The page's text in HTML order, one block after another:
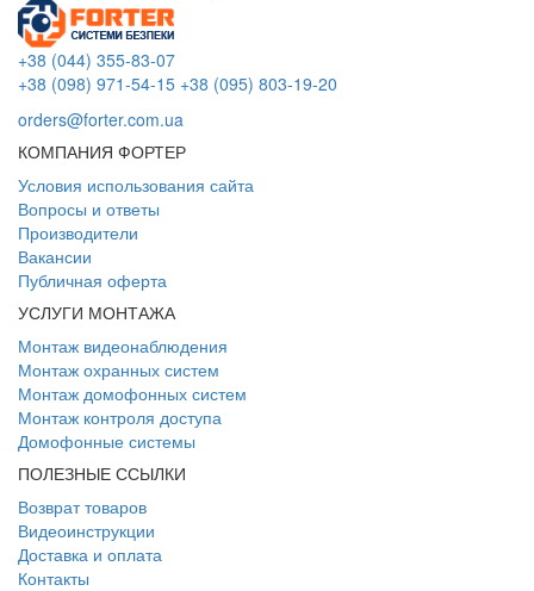
+38 (044) 355-83-07
+38 (098) 971-54-15 +38 (095) 803-19-20
orders@forter.com.ua
КОМПАНИЯ ФОРТЕР
Условия использования сайта
Вопросы и ответы
Производители
Вакансии
Публичная оферта
УСЛУГИ МОНТАЖА
Монтаж видеонаблюдения
Монтаж охранных систем
Монтаж домофонных систем
Монтаж контроля доступа
Домофонные системы
ПОЛЕЗНЫЕ ССЫЛКИ
Возврат товаров
Видеоинструкции
Доставка и оплата
Контакты